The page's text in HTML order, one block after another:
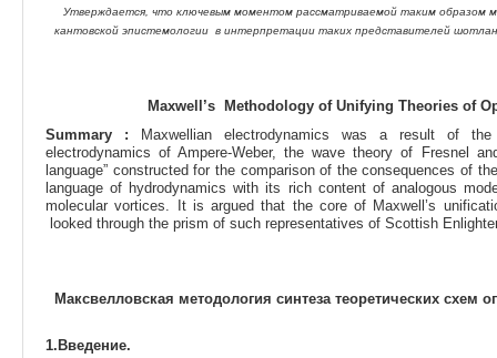
Утверждается, что ключевым моментом рассматриваемой таким образом
кантовской эпистемологии в интерпретации таких представителей
Maxwell’s Methodology of Unifying Theories of
Summary : Maxwellian electrodynamics was a result of the
electrodynamics of Ampere-Weber, the wave theory of Fresnel
language” constructed for the comparison of the consequences of
language of hydrodynamics with its rich content of analogous
molecular vortices. It is argued that the core of Maxwell’s
looked through the prism of such representatives of Scottish
Максвелловская методология синтеза теоретических схем
1.Введение.